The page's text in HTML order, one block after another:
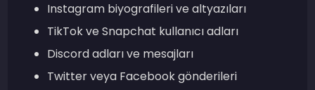
Instagram biyografileri ve altyazıları
TikTok ve Snapchat kullanıcı adları
Discord adları ve mesajları
Twitter veya Facebook gönderileri